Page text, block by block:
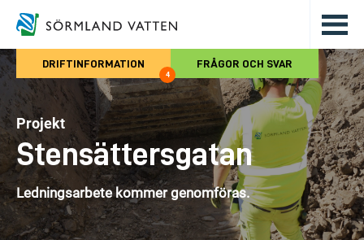
Hoppa till det huvudsakliga
DRIFTINFORMATION
4
FRÅGOR OCH SVAR
Projekt
Stensättersgatan
Ledningsarbete kommer genomföras.